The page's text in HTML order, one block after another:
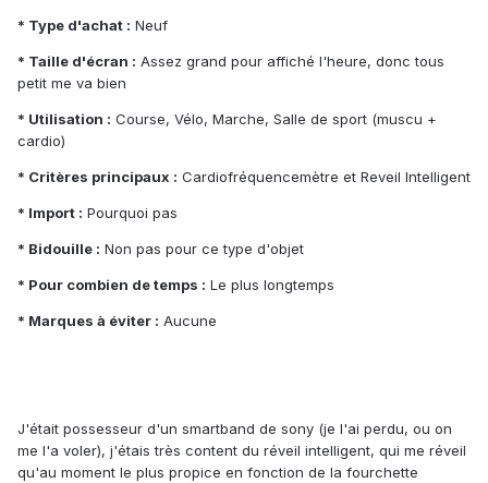
* Type d'achat : Neuf
* Taille d'écran : Assez grand pour affiché l'heure, donc tous
petit me va bien
* Utilisation : Course, Vélo, Marche, Salle de sport (muscu +
cardio)
* Critères principaux : Cardiofréquencemètre et Reveil Intelligent
* Import : Pourquoi pas
* Bidouille : Non pas pour ce type d'objet
* Pour combien de temps : Le plus longtemps
* Marques à éviter : Aucune
J'était possesseur d'un smartband de sony (je l'ai perdu, ou on
me l'a voler), j'étais très content du réveil intelligent, qui me réveil
qu'au moment le plus propice en fonction de la fourchette